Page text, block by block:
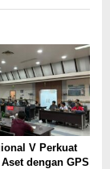
V Perkuat
dengan GPS